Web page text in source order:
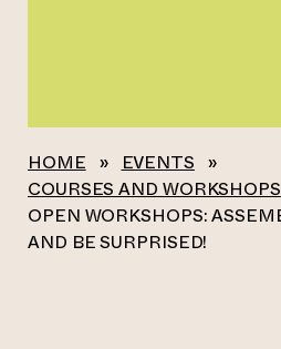
HOME » EVENTS »
COURSES AND WORKSHOPS
OPEN WORKSHOPS:
AND BE SURPRISED!